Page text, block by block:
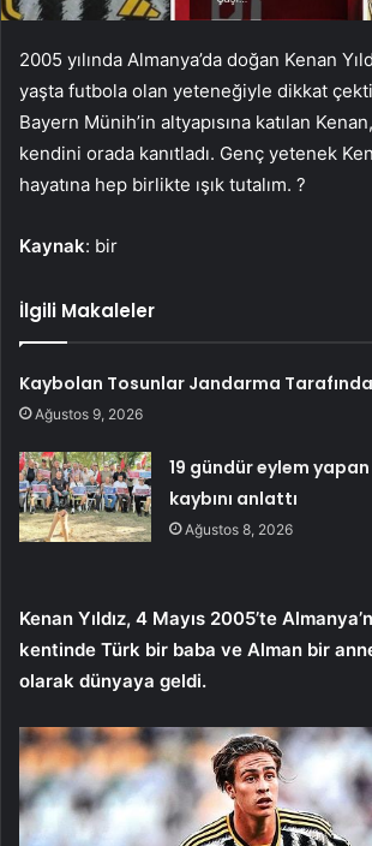
2005 yılında Almanya’da doğan Kenan
yaşta futbola olan yeteneğiyle dikkat
Bayern Münih’in altyapısına katılan
kendini orada kanıtladı. Genç yetenek
hayatına hep birlikte ışık tutalım. ?
Kaynak: bir
İlgili Makaleler
Kaybolan Tosunlar Jandarma
Ağustos 9, 2026
19 gündür eylem
kaybını anlattı
Ağustos 8, 2026
Kenan Yıldız, 4 Mayıs 2005’te
kentinde Türk bir baba ve Alman bir
olarak dünyaya geldi.